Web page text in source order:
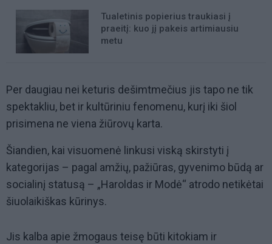
Tualetinis popierius traukiasi į
praeitį: kuo jį pakeis artimiausiu
metu
Per daugiau nei keturis dešimtmečius jis tapo ne tik
spektakliu, bet ir kultūriniu fenomenu, kurį iki šiol
prisimena ne viena žiūrovų karta.
Šiandien, kai visuomenė linkusi viską skirstyti į
kategorijas – pagal amžių, pažiūras, gyvenimo būdą ar
socialinį statusą – „Haroldas ir Modė“ atrodo netikėtai
šiuolaikiškas kūrinys.
Jis kalba apie žmogaus teisę būti kitokiam ir